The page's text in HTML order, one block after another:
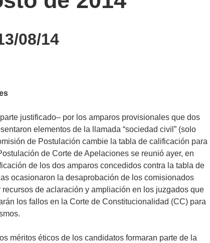
08/14
justificado– por los amparos provisionales que dos
elementos de la llamada “sociedad civil” (solo
de Postulación cambie la tabla de calificación para
de Corte de Apelaciones se reunió ayer, en
de los dos amparos concedidos contra la tabla de
ocasionaron la desaprobación de los comisionados
de aclaración y ampliación en los juzgados que
los fallos en la Corte de Constitucionalidad (CC) para
méritos éticos de los candidatos formaran parte de la